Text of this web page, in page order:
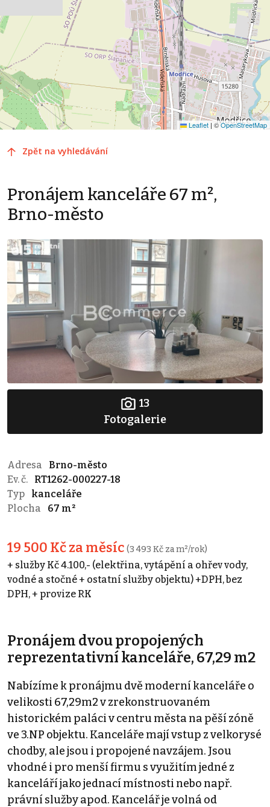
Leaflet | ©OpenStreetMap
Zpět na vyhledávání
Pronájem kanceláře 67 m²,
Brno-město
13
Fotogalerie
Adresa
Brno-město
Ev. č.
RT1262-000227-18
Typ
kanceláře
Plocha
67 m²
19 500 Kč za měsíc (3 493 Kč za m²/rok)
+ služby Kč 4.100,- (elektřina, vytápění a ohřev vody,
vodné a stočné + ostatní služby objektu) +DPH, bez
DPH, + provize RK
Pronájem dvou propojených
reprezentativní kanceláře, 67,29 m2
Nabízíme k pronájmu dvě moderní kanceláře o
velikosti 67,29m2 v zrekonstruovaném
historickém paláci v centru města na pěší zóně
ve 3.NP objektu. Kanceláře mají vstup z velkorysé
chodby, ale jsou i propojené navzájem. Jsou
vhodné i pro menší firmu s využitím jedné z
kanceláří jako jednací místnosti nebo např.
právní služby apod. Kancelář je volná od